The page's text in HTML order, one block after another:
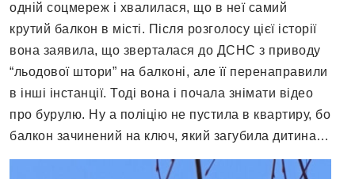
одній соцмереж і хвалилася, що в неї самий
крутий балкон в місті. Після розголосу цієї історії
вона заявила, що зверталася до ДСНС з приводу
“льодової штори” на балконі, але її перенаправили
в інші інстанції. Тоді вона і почала знімати відео
про бурулю. Ну а поліцію не пустила в квартиру, бо
балкон зачинений на ключ, який загубила дитина…